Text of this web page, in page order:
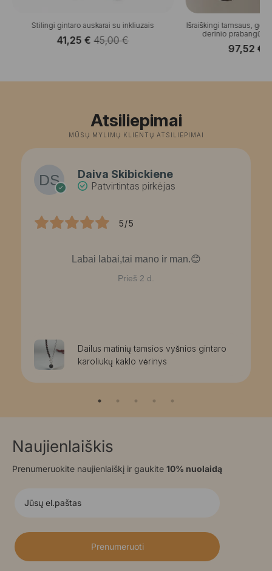
Stilingi gintaro auskarai su inkliuzais
45,00€
Original
45,00 €.
41,25 € Current
41,25 €.
Išraiškingi tamsaus,
derinio prabangūs
97,52€
Atsiliepimai
MŪSŲ MYLIMŲ KLIENTŲ ATSILIEPIMAI
Daiva Skibickiene
Patvirtintas pirkėjas
5/5
Labai labai,tai mano ir man.😊
Prieš 2 d.
Dailus matinių tamsios vyšnios gintaro
karoliukų kaklo vėrinys
Naujienlaiškis
Prenumeruokite naujienlaiškį ir gaukite 10% nuolaidą
Prenumeruoti